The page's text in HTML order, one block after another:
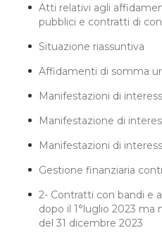
Atti relativi agli
pubblici e contratti di
Situazione riassuntiva
Affidamenti di somma
Manifestazioni di
Manifestazione di
Manifestazioni di
Gestione finanziaria
2- Contratti con bandi e
dopo il 1°luglio 2023 ma
del 31 dicembre 2023